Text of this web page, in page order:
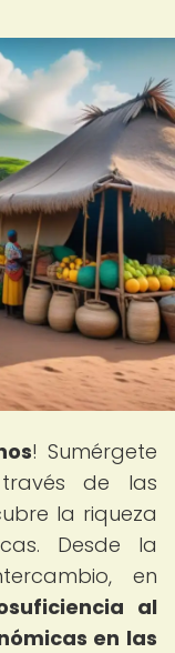
! Sumérgete
de las
la riqueza
Desde la
en
al
en las